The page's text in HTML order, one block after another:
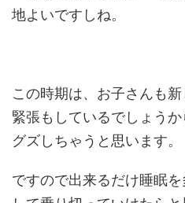
地よいですしね。
この時期は、お子さんも
緊張もしているでしょう
グズしちゃうと思います。
ですので出来るだけ睡眠